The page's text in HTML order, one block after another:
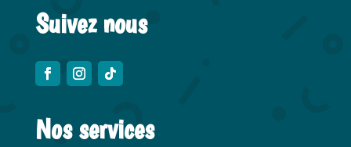
Suivez nous
Nos services